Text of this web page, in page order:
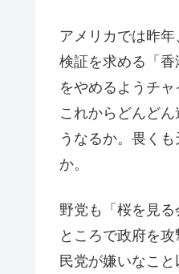
アメリカでは昨
検証を求める「
をやめるようチ
これからどんど
うなるか。畏く
か。
野党も「桜を見
ところで政府を
民党が嫌いなこ